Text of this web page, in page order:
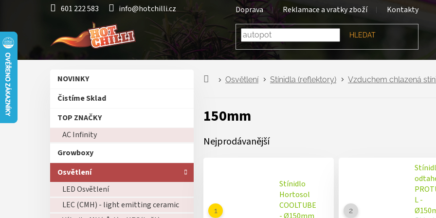
601 222 583 info@hotchilli.cz Doprava Reklamace a vratky zboží Kontakty
HLEDAT
a
í
a
Přeskočit
NOVINKY
Čistíme Sklad
TOP ZNAČKY
AC Infinity
Growboxy
Osvětlení
LED Osvětlení
LEC (CMH) - light emitting ceramic
Osvětlení Stínidla (reflektory) Vzduchem chlazená
150mm
Nejprodávanější
Stínidlo
Hortosol
COOLTUBE
- Ø150mm
L -